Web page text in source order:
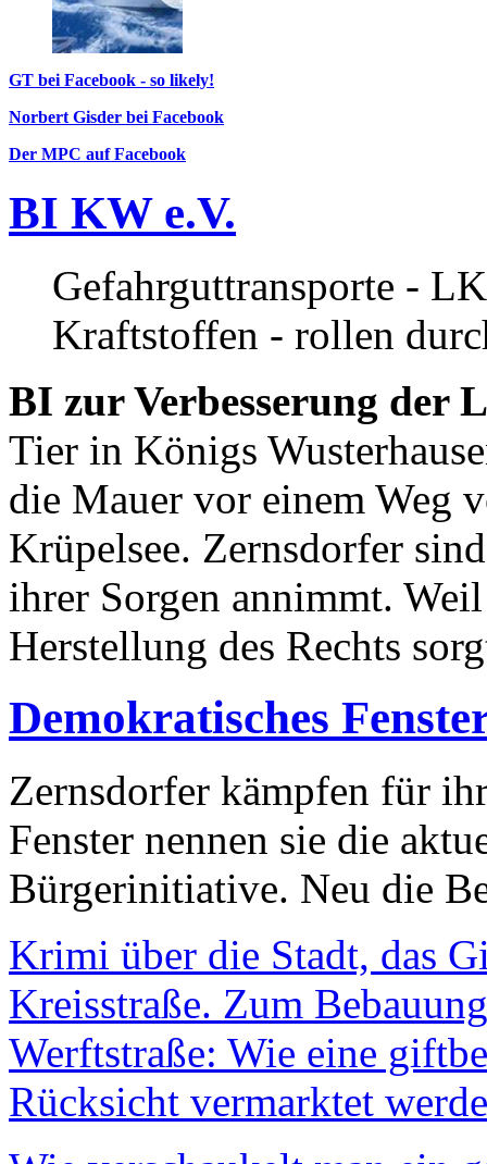
GT bei Facebook - so likely!
Norbert Gisder bei Facebook
Der MPC auf Facebook
BI KW e.V.
Gefahrguttransporte -
Kraftstoffen - rollen
BI zur Verbesserung der
Tier in Königs
die Mauer vor einem Weg
Krüpelsee. Zernsdorfer
ihrer Sorgen annimmt.
Herstellung des Rechts
Demokratisches
Zernsdorfer kämpfen für
Fenster nennen sie die
Bürgerinitiative. Neu die
Krimi über die Stadt, das
Kreisstraße. Zum
Werftstraße: Wie eine
Rücksicht vermarktet